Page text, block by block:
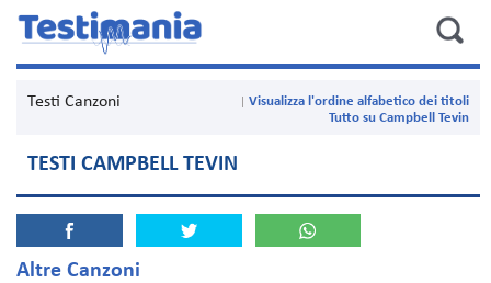
Testi Canzoni
Visualizza l'ordine alfabetico dei titoli
Tutto su Campbell Tevin
TESTI CAMPBELL TEVIN
Altre Canzoni